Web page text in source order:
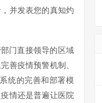
并发表您的真知灼
门直接领导的区域
善疫情预警机制、
统的完善和部署模
情还是普遍让医院